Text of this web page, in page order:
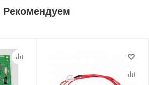
Рекомендуем